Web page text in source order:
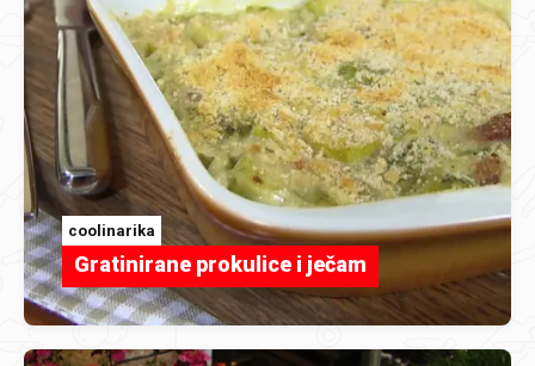
coolinarika
Gratinirane prokulice i ječam